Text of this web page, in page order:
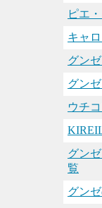
ピエ
キャ
グン
グン
ウチ
グン
覧
グン